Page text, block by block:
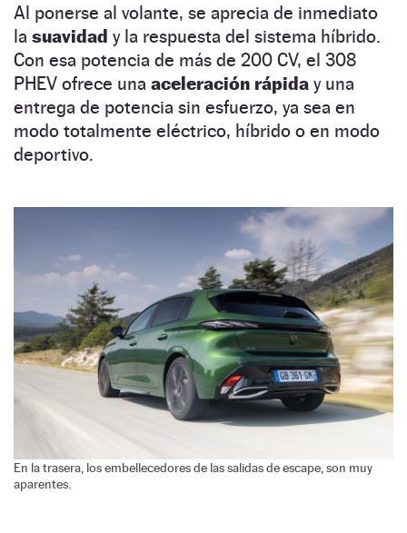
Al ponerse al volante, se aprecia de inmediato
la suavidad y la respuesta del sistema híbrido.
Con esa potencia de más de 200 CV, el 308
PHEV ofrece una aceleración rápida y una
entrega de potencia sin esfuerzo, ya sea en
modo totalmente eléctrico, híbrido o en modo
deportivo.
En la trasera, los embellecedores de las salidas de escape, son muy
aparentes.